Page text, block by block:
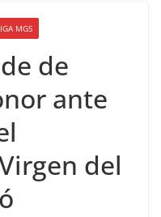
MGS
de
ante
del